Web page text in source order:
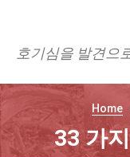
호기심을 발견으
Home
33 가